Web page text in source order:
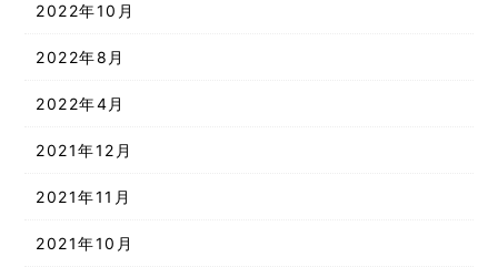
2022年10月
2022年8月
2022年4月
2021年12月
2021年11月
2021年10月